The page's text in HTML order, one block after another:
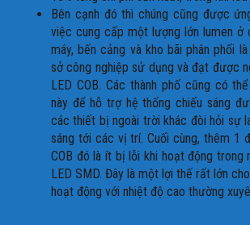
Bên cạnh đó thì chúng cũng được
việc cung cấp một lượng lớn lumen ở
máy, bến cảng và kho bãi phân phối
sở công nghiệp sử dụng và đạt được
LED COB. Các thành phố cũng có
này để hỗ trợ hệ thống chiếu sáng
các thiết bị ngoài trời khác đòi hỏi sự
sáng tới các vị trí. Cuối cùng, thêm 1
COB đó là ít bị lỗi khi hoạt động trong
LED SMD. Đây là một lợi thế rất lớn
hoạt động với nhiệt độ cao thường